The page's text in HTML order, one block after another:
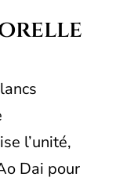
l’unité,
Dai pour